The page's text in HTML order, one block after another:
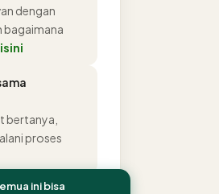
dengan
bagaimana
bertanya,
proses
ini bisa